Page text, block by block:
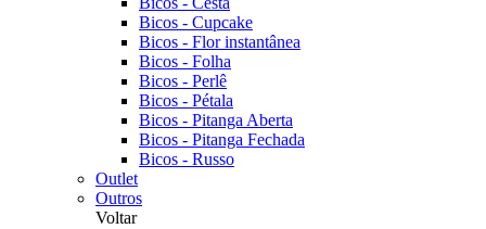
Bicos - Cupcake
Bicos - Flor instantânea
Bicos - Folha
Bicos - Perlê
Bicos - Pétala
Bicos - Pitanga Aberta
Bicos - Pitanga Fechada
Bicos - Russo
Outlet
Outros
Voltar